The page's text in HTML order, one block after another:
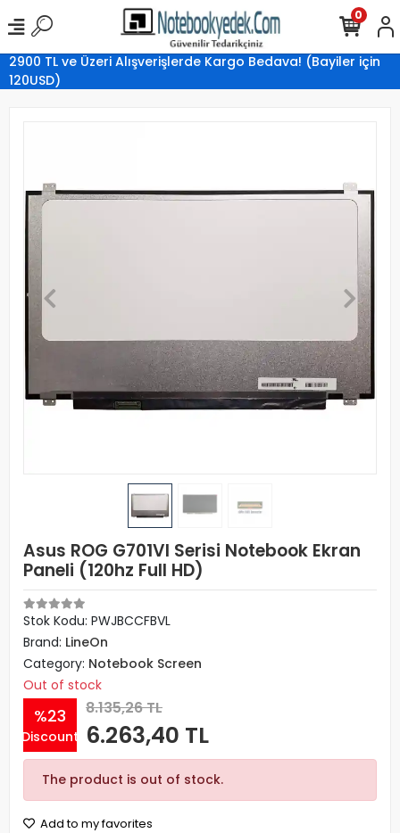
2900 TL ve Üzeri Alışverişlerde Kargo Bedava! (Bayiler için
120USD)
0
Asus ROG G701VI Serisi Notebook Ekran
Paneli (120hz Full HD)
Stok Kodu: PWJBCCFBVL
Brand: LineOn
Category: Notebook Screen
Out of stock
%23
Discount
8.135,26 TL
6.263,40 TL
The product is out of stock.
Add to my favorites